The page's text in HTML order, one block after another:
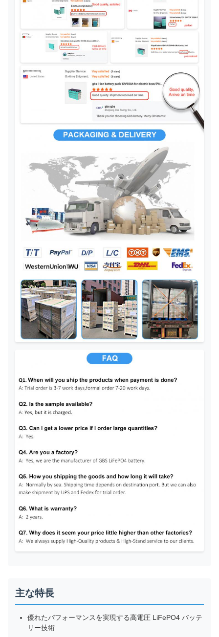
主な特長
優れたパフォーマンスを実現する高電圧 LiFePO4 バッテ
リー技術